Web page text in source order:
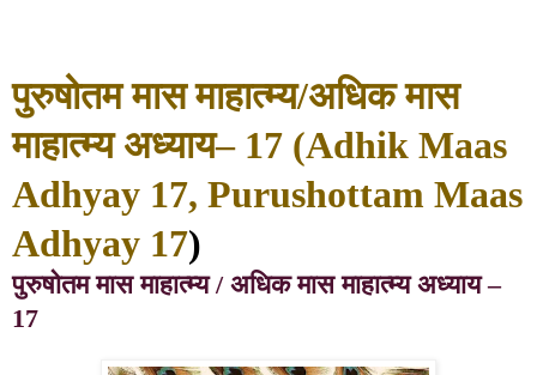
पुरुषोतम मास माहात्म्य/अधिक मास
माहात्म्य अध्याय– 17 (Adhik Maas
Adhyay 17, Purushottam Maas
Adhyay 17)
पुरुषोतम मास माहात्म्य / अधिक मास माहात्म्य अध्याय –
17